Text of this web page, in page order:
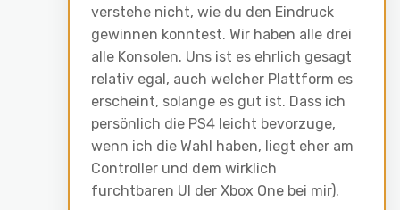
verstehe nicht, wie du den Eindruck
gewinnen konntest. Wir haben alle drei
alle Konsolen. Uns ist es ehrlich gesagt
relativ egal, auch welcher Plattform es
erscheint, solange es gut ist. Dass ich
persönlich die PS4 leicht bevorzuge,
wenn ich die Wahl haben, liegt eher am
Controller und dem wirklich
furchtbaren UI der Xbox One bei mir).